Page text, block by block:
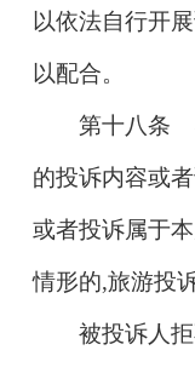
以依法自行开
以配合。
第十八条
的投诉内容或
或者投诉属于
情形的,旅游投
被投诉人